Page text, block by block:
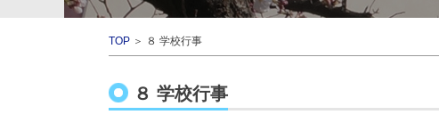
TOP ＞ ８ 学校行事
８ 学校行事